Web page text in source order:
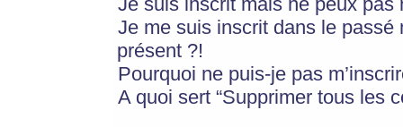
Je me suis inscrit dans le
présent ?!
Pourquoi ne puis-je pas
A quoi sert “Supprimer tous les